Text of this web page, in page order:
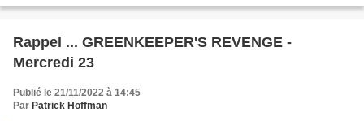
Rappel ... GREENKEEPER'S REVENGE -
Mercredi 23
Publié le 21/11/2022 à 14:45
Par Patrick Hoffman